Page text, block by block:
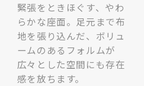
緊張をときほぐす、やわ
らかな座面。足元まで布
地を張り込んだ、ボリュ
ームのあるフォルムが
広々とした空間にも存在
感を放ちます。